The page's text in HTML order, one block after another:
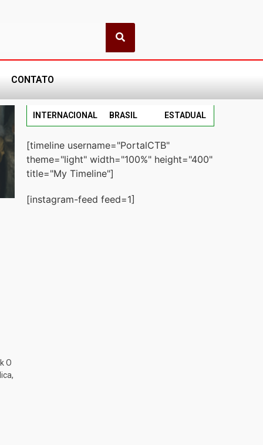
CONTATO
O
INTERNACIONAL BRASIL ESTADUAL
[timeline username="PortalCTB"
theme="light" width="100%" height="400"
title="My Timeline"]
[instagram-feed feed=1]